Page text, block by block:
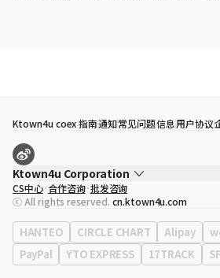
Ktown4u coex 指南通知常见问题信息用户协议
Ktown4u Corporation
代表
宋効珉
营业执照 120-87-71116
公司地址 首尔特别市 江南区 岭东大路 513号 3楼
CS中心 合作咨询 批发咨询
ⓒ All rights reserved. cn.ktown4u.com
HANTEO CIRCLE CHART Alipay
PayPal
YTO EXPRESS 17TRACK